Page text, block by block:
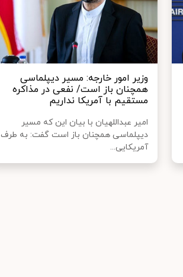
وزیر امور خارجه: مسیر دیپلماسی
همچنان باز است/ نفعی در مذاکره
مستقیم با آمریکا نداریم
امیر عبداللهیان با بیان این که مسیر
دیپلماسی همچنان باز است گفت: به طرف
آمریکایی...